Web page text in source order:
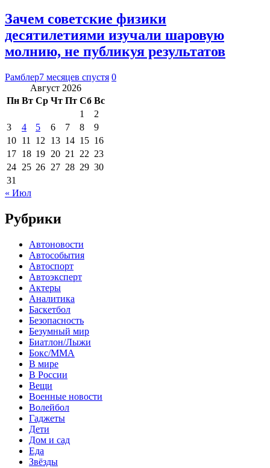
Зачем советские физики
десятилетиями изучали шаровую
молнию, не публикуя результатов
Рамблер7 месяцев спустя 0
Август 2026
Пн Вт Ср Чт Пт Сб Вс
1
2
3
4 5 6 7 8
9
10 11 12 13 14 15 16
17 18 19 20 21 22 23
24 25 26 27 28 29 30
31
« Июл
Рубрики
Автоновости
Автособытия
Автоспорт
Автоэксперт
Актеры
Аналитика
Баскетбол
Безопасность
Безумный мир
Биатлон/Лыжи
Бокс/MMA
В мире
В России
Вещи
Военные новости
Волейбол
Гаджеты
Дети
Дом и сад
Еда
Звёзды